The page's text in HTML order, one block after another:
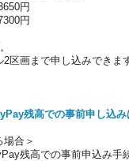
円
円
区画まで申し込みできま
場合＞
残高での事前申込み手